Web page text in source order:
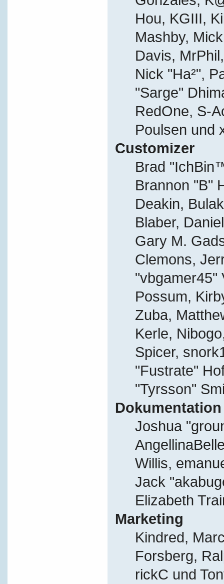
Hou, KGIII,
Mashby,
Davis,
Nick "Ha²",
"Sarge"
RedOne, S-
Poulsen und
Customizer
Brad
Brannon "B"
Deakin,
Blaber,
Gary M.
Clemons,
"vbgamer45"
Possum,
Zuba,
Kerle,
Spicer,
"Fustrate"
"Tyrsson"
Dokumentation
Joshua
Willis,
Jack
Elizabeth
Marketing
Kindred,
Forsberg,
rickC und